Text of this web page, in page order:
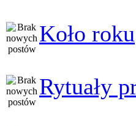
Koło roku
Rytuały